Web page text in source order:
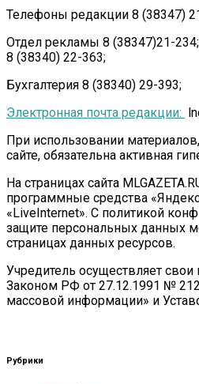
Телефоны редакции 8 (38347)
Отдел рекламы 8 (38347)21-234;
8 (38340) 22-363;
Бухгалтерия 8 (38340) 29-393;
Электронная почта редакции:
При использовании
сайте, обязательна активная
На страницах сайта
программные средства
«LiveInternet». С политикой
защите персональных данных
страницах данных ресурсов.
Учредитель осуществляет свои
Законом РФ от 27.12.1991 №
массовой информации» и
Рубрики